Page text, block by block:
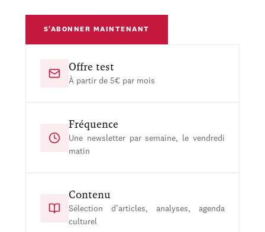
S’ABONNER MAINTENANT
Offre test
À partir de 5€ par mois
Fréquence
Une newsletter par semaine, le vendredi
matin
Contenu
Sélection d’articles, analyses, agenda
culturel